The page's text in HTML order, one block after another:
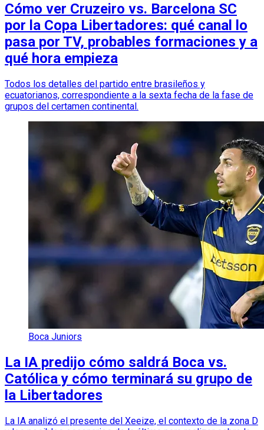
Cómo ver Cruzeiro vs. Barcelona SC
por la Copa Libertadores: qué canal lo
pasa por TV, probables formaciones y a
qué hora empieza
Todos los detalles del partido entre brasileños y
ecuatorianos, correspondiente a la sexta fecha de la fase de
grupos del certamen continental.
Boca Juniors
La IA predijo cómo saldrá Boca vs.
Católica y cómo terminará su grupo de
la Libertadores
La IA analizó el presente del Xeeize, el contexto de la zona D